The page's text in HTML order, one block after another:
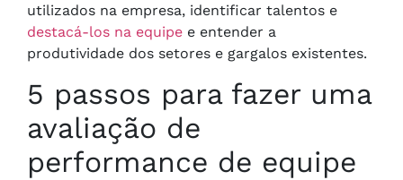
utilizados na empresa, identificar talentos e
destacá-los na equipe e entender a
produtividade dos setores e gargalos existentes.
5 passos para fazer uma
avaliação de
performance de equipe